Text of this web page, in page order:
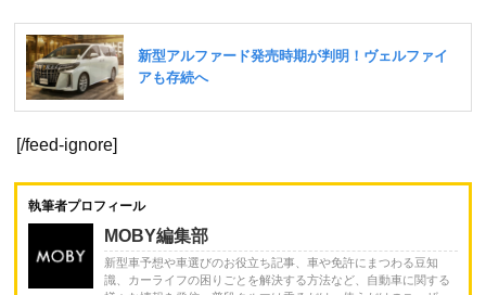
[/feed-ignore]
執筆者プロフィール
MOBY編集部
新型車予想や車選びのお役立ち記事、車や免許にまつわる豆知
識、カーライフの困りごとを解決する方法など、自動車に関する